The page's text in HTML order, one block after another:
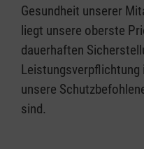
Gesundheit unserer
liegt unsere oberste
dauerhaften
Leistungsverpflichtung
unsere
sind.